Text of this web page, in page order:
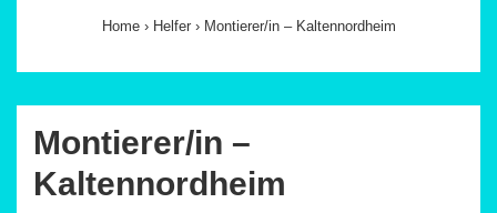
Home › Helfer › Montierer/in – Kaltennordheim
Montierer/in –
Kaltennordheim